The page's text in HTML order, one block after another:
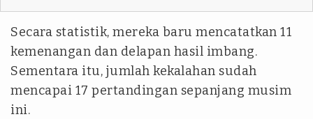
Secara statistik, mereka baru mencatatkan 11
kemenangan dan delapan hasil imbang.
Sementara itu, jumlah kekalahan sudah
mencapai 17 pertandingan sepanjang musim
ini.